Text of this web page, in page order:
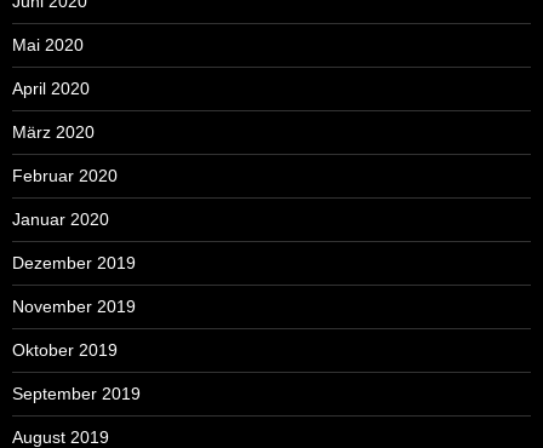
Mai 2020
April 2020
März 2020
Februar 2020
Januar 2020
Dezember 2019
November 2019
Oktober 2019
September 2019
August 2019